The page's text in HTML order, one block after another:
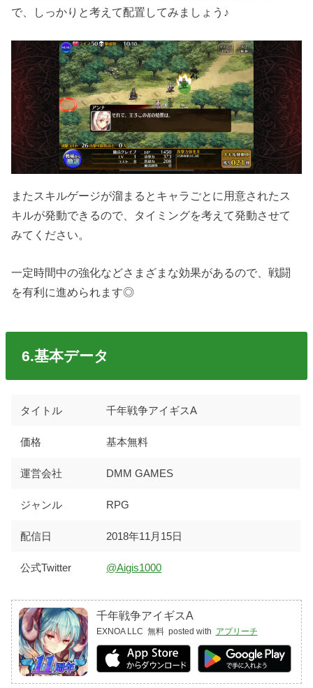
で、しっかりと考えて配置してみましょう♪
またスキルゲージが溜まるとキャラごとに用意されたス
キルが発動できるので、タイミングを考えて発動させて
みてください。
一定時間中の強化などさまざまな効果があるので、戦闘
を有利に進められます◎
6.基本データ
タイトル 千年戦争アイギスA
価格 基本無料
運営会社 DMM GAMES
ジャンル RPG
配信日 2018年11月15日
公式Twitter @Aigis1000
千年戦争アイギスA
EXNOA LLC 無料 posted with アプリーチ